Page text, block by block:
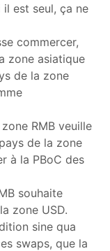
il est seul, ça ne
commercer,
zone asiatique
de la zone
RMB veuille
de la zone
à la PBoC des
souhaite
zone USD.
sine qua
swaps, que la